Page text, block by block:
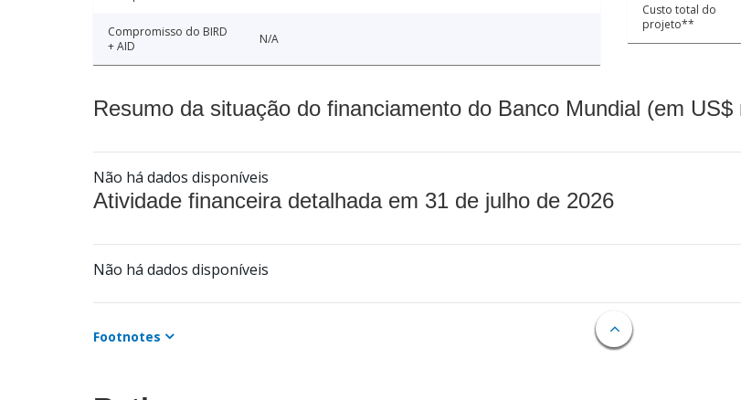
Compromisso do BIRD
+ AID
N/A
Custo total do
projeto**
Resumo da situação do financiamento do Banco Mundial (em
Não há dados disponíveis
Atividade financeira detalhada em 31 de julho de 2026
Não há dados disponíveis
Footnotes